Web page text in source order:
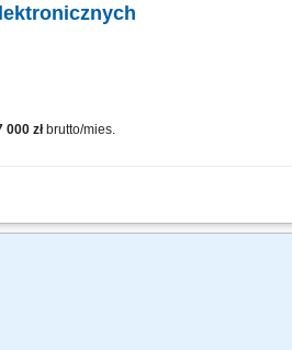
000 złbrutto/mies.
awarii i sprawne rozwiązywanie problemów